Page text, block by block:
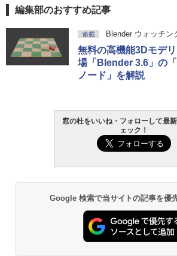
編集部のおすすめ記事
連載 Blender ウォッチン
無料の高機能3Dモデ
場「Blender 3.6」の
ノード」を解説
窓の杜をいいね・フォローして最
ェック！
Google 検索で当サイトの記事を優